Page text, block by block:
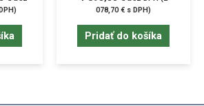
078,70€ s DPH)
Pridať do košíka